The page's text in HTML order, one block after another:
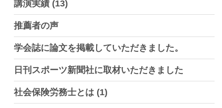
講演実績 (13)
推薦者の声
学会誌に論文を掲載していただきました。
日刊スポーツ新聞社に取材いただきました
社会保険労務士とは (1)